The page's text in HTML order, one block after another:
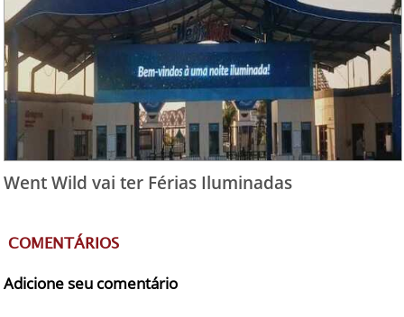
Went Wild vai ter Férias Iluminadas
COMENTÁRIOS
Adicione seu comentário